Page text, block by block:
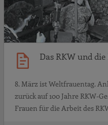
Das RKW und die
8. März ist Weltfrauentag.
zurück auf 100 Jahre RKW-
Frauen für die Arbeit des